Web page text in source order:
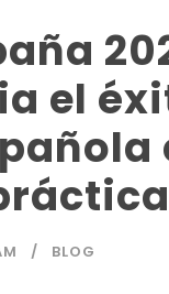
el
BLOG